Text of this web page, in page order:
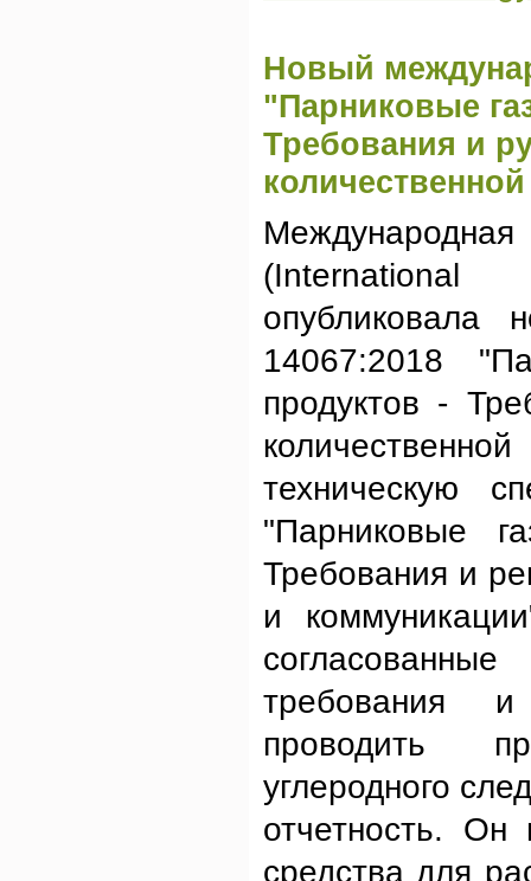
Новый
"Парниковые
Требования и
(International
опубликовала
14067:2018
продуктов -
техническую
"Парниковые
Требования и
и
требования и
проводить
углеродного
отчетность. Он
средства для